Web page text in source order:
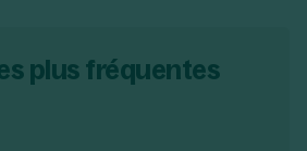
plus fréquentes